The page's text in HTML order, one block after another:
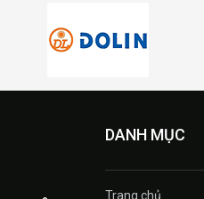
DANH MỤC
Trang chủ